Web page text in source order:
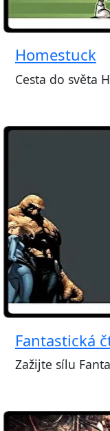
Homestuck
Cesta do světa
Fantastická
Zažijte sílu